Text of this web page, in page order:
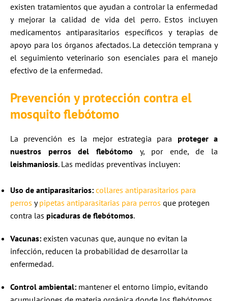
existen tratamientos que ayudan a controlar la enfermedad
y mejorar la calidad de vida del perro. Estos incluyen
medicamentos antiparasitarios específicos y terapias de
apoyo para los órganos afectados. La detección temprana y
el seguimiento veterinario son esenciales para el manejo
efectivo de la enfermedad.​
Prevención y protección contra el
mosquito flebótomo
La prevención es la mejor estrategia para proteger a
nuestros perros del flebótomo y, por ende, de la
leishmaniosis. Las medidas preventivas incluyen:​
Uso de antiparasitarios: collares antiparasitarios para
perros ypipetas antiparasitarias para perros que protegen
contra las picaduras de flebótomos.​
Vacunas: existen vacunas que, aunque no evitan la
infección, reducen la probabilidad de desarrollar la
enfermedad.​
Control ambiental: mantener el entorno limpio, evitando